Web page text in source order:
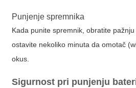
Punjenje spremnika
Kada punite spremnik, obratite
ostavite nekoliko minuta da omotač
okus.
Sigurnost pri punjenju